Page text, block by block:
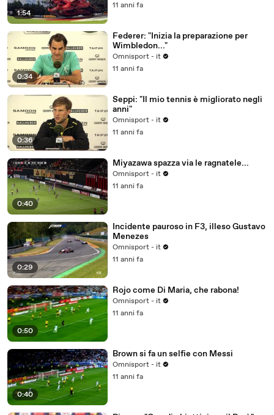
1:54
11 anni fa
0:34
Federer: "Inizia la preparazione per
Wimbledon..."
Omnisport - it
11 anni fa
0:36
Seppi: "Il mio tennis è migliorato negli
anni"
Omnisport - it
11 anni fa
0:40
Miyazawa spazza via le ragnatele...
Omnisport - it
11 anni fa
0:29
Incidente pauroso in F3, illeso Gustavo
Menezes
Omnisport - it
11 anni fa
0:50
Rojo come Di Maria, che rabona!
Omnisport - it
11 anni fa
0:40
Brown si fa un selfie con Messi
Omnisport - it
11 anni fa